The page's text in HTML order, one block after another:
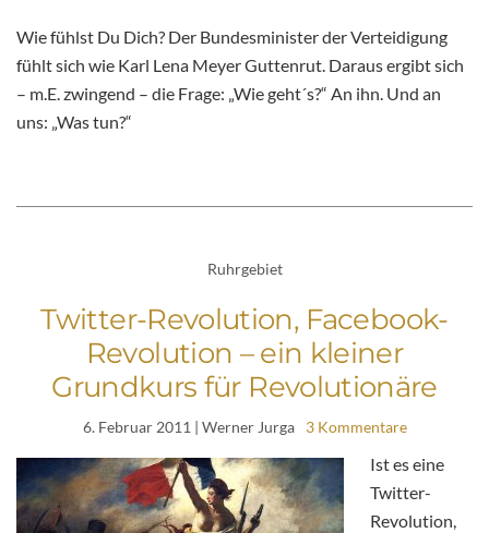
Wie fühlst Du Dich? Der Bundesminister der Verteidigung
fühlt sich wie Karl Lena Meyer Guttenrut. Daraus ergibt sich
– m.E. zwingend – die Frage: „Wie geht´s?“ An ihn. Und an
uns: „Was tun?“
Ruhrgebiet
Twitter-Revolution, Facebook-
Revolution – ein kleiner
Grundkurs für Revolutionäre
6. Februar 2011 | Werner Jurga 3 Kommentare
Ist es eine
Twitter-
Revolution,